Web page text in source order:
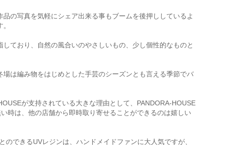
の写真を気軽にシェア出来る事もブームを後押ししているよ
ており、自然の風合いのやさしいもの、少し個性的なものと
は編み物をはじめとした手芸のシーズンとも言える季節でバ
が支持されている大きな理由として、PANDORA-HOUSE
時は、他の店舗から即時取り寄せることができるのは嬉しい
できるUVレジンは、ハンドメイドファンに大人気ですが、